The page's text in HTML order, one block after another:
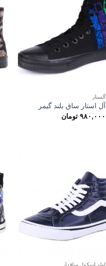
آلستار
آل استار ساق بلند گیمر
۹۸۰,۰۰۰ تومان
اولد اسکول ساقدار